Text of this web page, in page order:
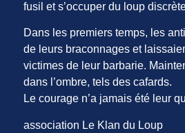
fusil et s’occuper du loup
Dans les premiers temps, les
de leurs braconnages et
victimes de leur barbarie.
dans l’ombre, tels des cafards.
Le courage n’a jamais été leur
association Le Klan du Loup